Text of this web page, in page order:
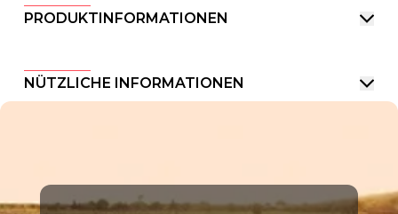
PRODUKTINFORMATIONEN
NÜTZLICHE INFORMATIONEN